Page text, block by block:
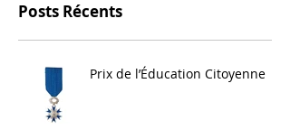
Posts Récents
Prix de l’Éducation Citoyenne